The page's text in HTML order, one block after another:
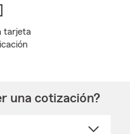
tarjeta
una cotización?